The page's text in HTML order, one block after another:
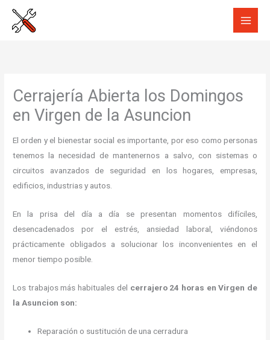
Cerrajería Abierta los Domingos
en Virgen de la Asuncion
El orden y el bienestar social es importante, por eso como personas
tenemos la necesidad de mantenernos a salvo, con sistemas o
circuitos avanzados de seguridad en los hogares, empresas,
edificios, industrias y autos.
En la prisa del día a día se presentan momentos difíciles,
desencadenados por el estrés, ansiedad laboral, viéndonos
prácticamente obligados a solucionar los inconvenientes en el
menor tiempo posible.
Los trabajos más habituales del cerrajero 24 horas en Virgen de
la Asuncion son:
Reparación o sustitución de una cerradura